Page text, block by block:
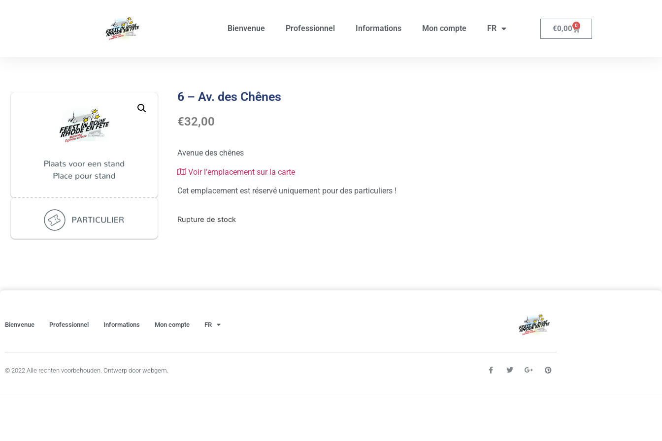
Bienvenue Professionnel Informations Mon compte FR €0,00 0
6 – Av. des Chênes
€32,00
Avenue des chênes
Voir l’emplacement sur la carte
Cet emplacement est réservé uniquement pour des particuliers !
Rupture de stock
Bienvenue Professionnel Informations Mon compte FR
© 2022 Alle rechten voorbehouden. Ontwerp door webgem.